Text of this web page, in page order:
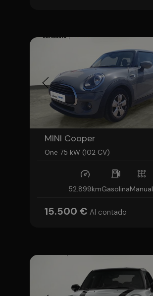
MINI Cooper
One 75 kW (102 CV)
52.899kmGasolinaManual
15.500 € Al contado